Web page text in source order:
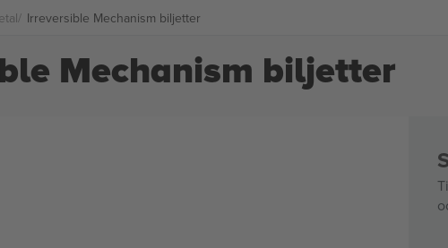
Irreversible Mechanism biljetter
Mechanism biljetter